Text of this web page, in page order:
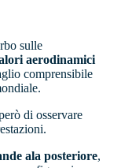
sulle
aerodinamici
comprensibile
di osservare
ala posteriore,